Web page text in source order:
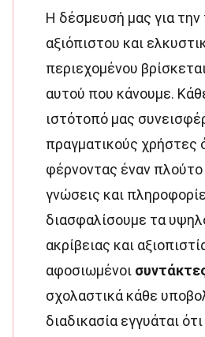
Η δέσμευσή μας για
αξιόπιστου και
περιεχομένου
αυτού που κάνουμε.
ιστότοπό μας
πραγματικούς χρήστες
φέρνοντας έναν πλούτο
γνώσεις και
διασφαλίσουμε τα
ακρίβειας και
αφοσιωμένοι
σχολαστικά κάθε
διαδικασία εγγυάται